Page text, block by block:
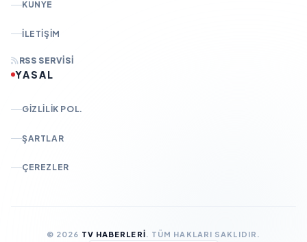
KÜNYE
İLETIŞIM
RSS SERVISI
YASAL
GIZLILIK POL.
ŞARTLAR
ÇEREZLER
© 2026 TV HABERLERI. TÜM HAKLARI SAKLIDIR.